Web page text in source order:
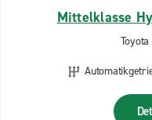
Mittelklasse